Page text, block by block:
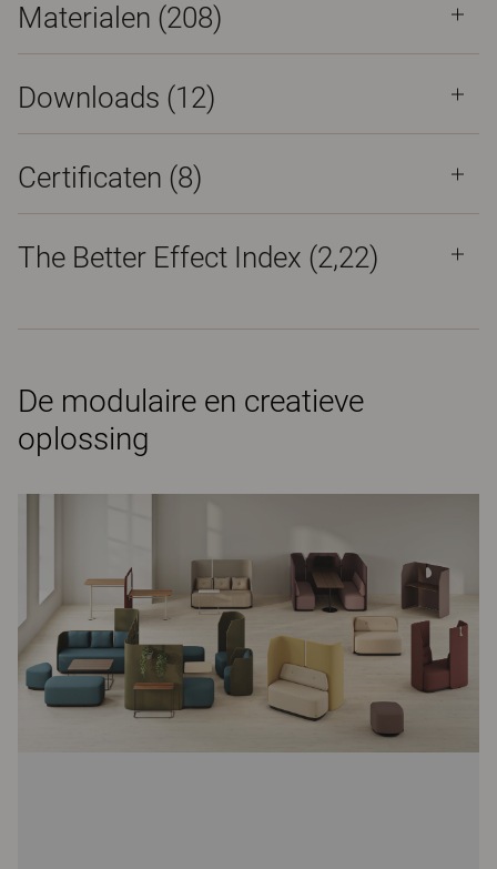
Materialen (208)
Downloads (12)
Certificaten (8)
The Better Effect Index (2,22)
De modulaire en creatieve
oplossing